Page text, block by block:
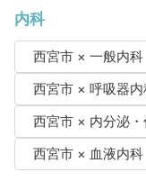
内科
西宮市 × 一般内科
西宮市 × 呼吸器内
西宮市 × 内分泌
西宮市 × 血液内科